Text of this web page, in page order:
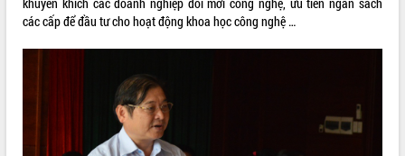
Gặp mặt các cơ quan báo chí nhân Kỷ
Đắk Lắk sơ kết 4 năm triển khai thực
hiện Đề án 06 của Chính phủ
Họp báo thông tin về Hội nghị Công bố
Quy hoạch và Xúc tiến đầu tư tỉnh Đắk
các cấp để đầu tư cho hoạt động khoa học công nghệ …